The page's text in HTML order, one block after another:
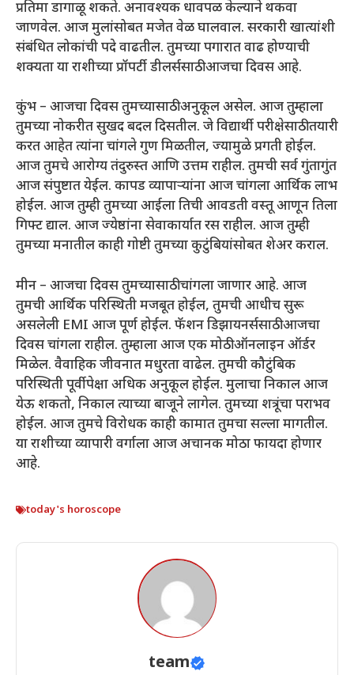
प्रतिमा डागाळू शकते. अनावश्यक धावपळ केल्याने थकवा
जाणवेल. आज मुलांसोबत मजेत वेळ घालवाल. सरकारी खात्यांशी
संबंधित लोकांची पदे वाढतील. तुमच्या पगारात वाढ होण्याची
शक्यता या राशीच्या प्रॉपर्टी डीलर्ससाठी आजचा दिवस आहे.
कुंभ – आजचा दिवस तुमच्यासाठी अनुकूल असेल. आज तुम्हाला
तुमच्या नोकरीत सुखद बदल दिसतील. जे विद्यार्थी परीक्षेसाठी तयारी
करत आहेत त्यांना चांगले गुण मिळतील, ज्यामुळे प्रगती होईल.
आज तुमचे आरोग्य तंदुरुस्त आणि उत्तम राहील. तुमची सर्व गुंतागुंत
आज संपुष्टात येईल. कापड व्यापाऱ्यांना आज चांगला आर्थिक लाभ
होईल. आज तुम्ही तुमच्या आईला तिची आवडती वस्तू आणून तिला
गिफ्ट द्याल. आज ज्येष्ठांना सेवाकार्यात रस राहील. आज तुम्ही
तुमच्या मनातील काही गोष्टी तुमच्या कुटुंबियांसोबत शेअर कराल.
मीन – आजचा दिवस तुमच्यासाठी चांगला जाणार आहे. आज
तुमची आर्थिक परिस्थिती मजबूत होईल, तुमची आधीच सुरू
असलेली EMI आज पूर्ण होईल. फॅशन डिझायनर्ससाठी आजचा
दिवस चांगला राहील. तुम्हाला आज एक मोठी ऑनलाइन ऑर्डर
मिळेल. वैवाहिक जीवनात मधुरता वाढेल. तुमची कौटुंबिक
परिस्थिती पूर्वीपेक्षा अधिक अनुकूल होईल. मुलाचा निकाल आज
येऊ शकतो, निकाल त्याच्या बाजूने लागेल. तुमच्या शत्रूंचा पराभव
होईल. आज तुमचे विरोधक काही कामात तुमचा सल्ला मागतील.
या राशीच्या व्यापारी वर्गाला आज अचानक मोठा फायदा होणार
आहे.
today's horoscope
team